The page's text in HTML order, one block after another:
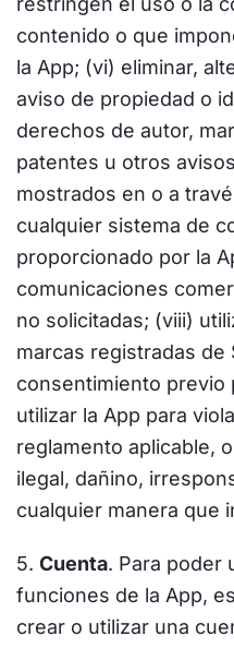
contenido o que
la App; (vi) eliminar,
aviso de propiedad o
derechos de autor,
patentes u otros
mostrados en o a
cualquier sistema de
proporcionado por la
comunicaciones
no solicitadas; (viii)
marcas registradas de
consentimiento previo
utilizar la App para
reglamento aplicable,
ilegal, dañino,
cualquier manera que
5. Cuenta. Para poder
funciones de la App,
crear o utilizar una